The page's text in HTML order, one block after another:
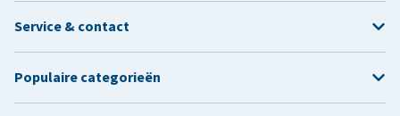
Service & contact
Populaire categorieën